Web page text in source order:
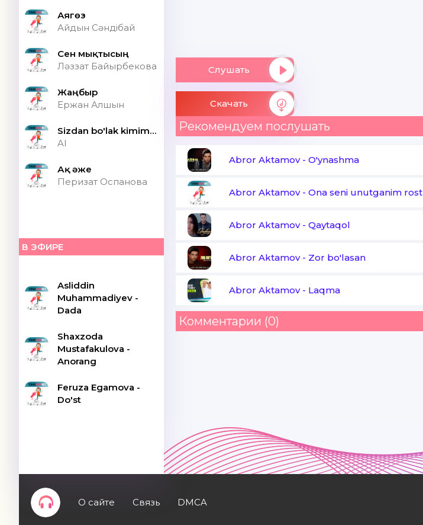
Аягөз
Айдын Сәндібай
Сен мықтысың
Ләззат Байырбекова
Жаңбыр
Ержан Алшын
Sizdan bo'lak kimim bor ONA (Speed up)
AI
Ақ әже
Перизат Оспанова
В ЭФИРЕ
Asliddin
Muhammadiyev -
Dada
Shaxzoda
Mustafakulova -
Anorang
Feruza Egamova -
Do'st
Слушать
Скачать
Onangiz aytdi
Yostiqdosh dugona
Sevgi pulga sotilar deb
Sizga kim aytdi
Рекомендуем послушать
Abror Aktamov- O'ynashma
Abror Aktamov- Ona seni unutganim rost
Abror Aktamov- Qaytaqol
Abror Aktamov- Zor bo'lasan
Abror Aktamov- Laqma
Комментарии (0)
О сайте Связь DMCA